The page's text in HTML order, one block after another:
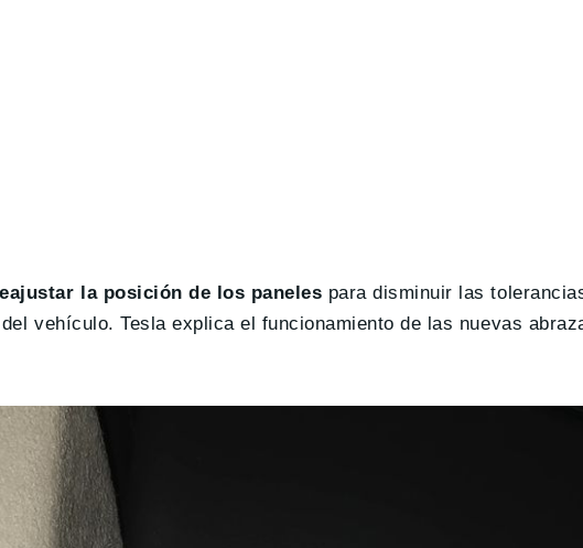
la posición de los paneles para disminuir las
vehículo. Tesla explica el funcionamiento de las nuevas